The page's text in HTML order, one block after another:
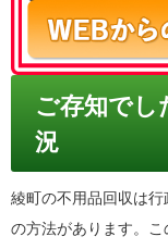
ご存知でし
況
綾町の不用品回収は
の方法があります。